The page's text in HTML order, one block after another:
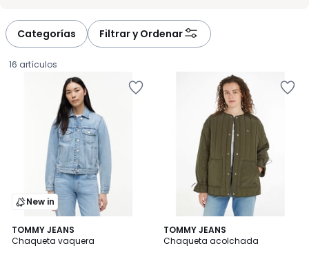
Categorías Filtrar y Ordenar
16 artículos
New in
TOMMY JEANS
Chaqueta vaquera
TOMMY JEANS
Chaqueta acolchada
4
/